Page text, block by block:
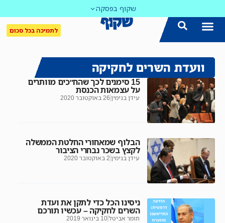
שקוף בפסקה
לתמיכה בכל סכום
וועדת השרים לחקיקה
15 סימנים לכך שהח״כים מוותרים
על עצמאות הכנסת
עידן בנימין 26 באוקטובר 2020
הבלוף שמאחורי החלטת הממשלה
לקצץ בשכר נבחרי הציבור
עידן בנימין 2 באוקטובר 2020
ניסינו הכל כדי לתקן את ועדת
השרים לחקיקה – עכשיו תורכם
תומר אביטל10 בינואר 2019